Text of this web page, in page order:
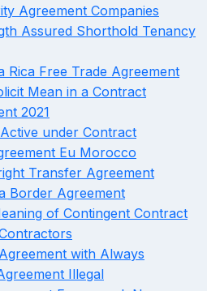
Agreement Companies
Assured Shorthold Tenancy
Rica Free Trade Agreement
Mean in a Contract
2021
under Contract
Eu Morocco
Transfer Agreement
Border Agreement
of Contingent Contract
with Always
Illegal